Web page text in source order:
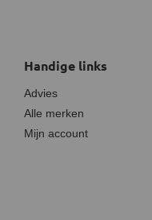
Handige links
Advies
Alle merken
Mijn account